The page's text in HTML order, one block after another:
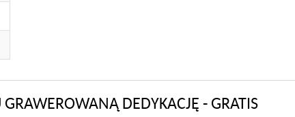
DEDYKACJĘ - GRATIS